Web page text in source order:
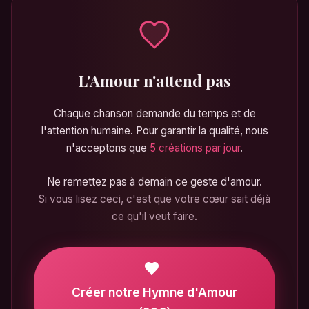
L'Amour n'attend pas
Chaque chanson demande du temps et de
l'attention humaine. Pour garantir la qualité, nous
n'acceptons que 5 créations par jour.
Ne remettez pas à demain ce geste d'amour.
Si vous lisez ceci, c'est que votre cœur sait déjà
ce qu'il veut faire.
Créer notre Hymne d'Amour